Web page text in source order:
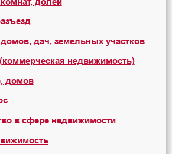
дач, земельных участков
недвижимость)
домов
в сфере недвижимости